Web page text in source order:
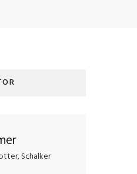
Schalker